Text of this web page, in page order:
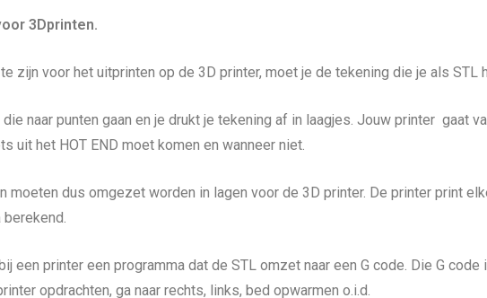
3Dprinten.
zijn voor het uitprinten op de 3D printer, moet je de tekening die je als STL
naar punten gaan en je drukt je tekening af in laagjes. Jouw printer gaat
uit het HOT END moet komen en wanneer niet.
moeten dus omgezet worden in lagen voor de 3D printer. De printer print
een printer een programma dat de STL omzet naar een G code. Die G
opdrachten, ga naar rechts, links, bed opwarmen o.i.d.